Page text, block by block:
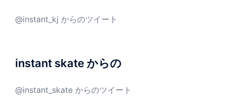
@instant_kj からのツイート
instant skate からの
@instant_skate からのツイート